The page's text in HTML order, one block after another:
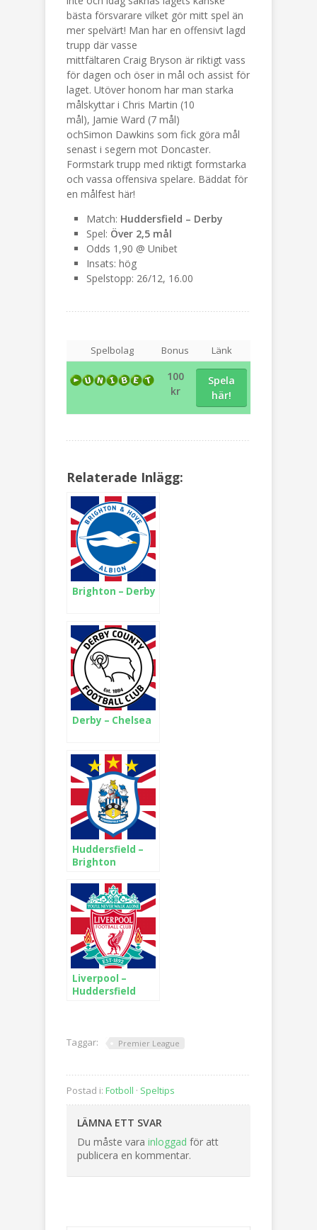
bästa försvarare vilket gör mitt spel än
mer spelvärt! Man har en offensivt lagd
trupp där vasse
mittfältaren Craig Bryson är riktigt vass
för dagen och öser in mål och assist för
laget. Utöver honom har man starka
målskyttar i Chris Martin (10
mål), Jamie Ward (7 mål)
ochSimon Dawkins som fick göra mål
senast i segern mot Doncaster.
Formstark trupp med riktigt formstarka
och vassa offensiva spelare. Bäddat för
en målfest här!
Match: Huddersfield – Derby
Spel: Över 2,5 mål
Odds 1,90 @ Unibet
Insats: hög
Spelstopp: 26/12, 16.00
Spelbolag Bonus Länk
100
kr
Spela
här!
Relaterade Inlägg:
Brighton – Derby
Derby – Chelsea
Huddersfield –
Brighton
Liverpool –
Huddersfield
Taggar: Premier League
Postad i: Fotboll · Speltips
LÄMNA ETT SVAR
Du måste vara inloggad för att
publicera en kommentar.